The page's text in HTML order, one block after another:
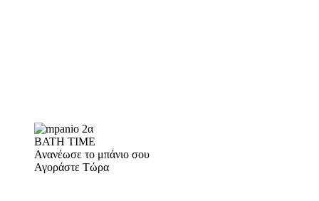
BATH TIME
Ανανέωσε το μπάνιο σου
Αγοράστε Τώρα